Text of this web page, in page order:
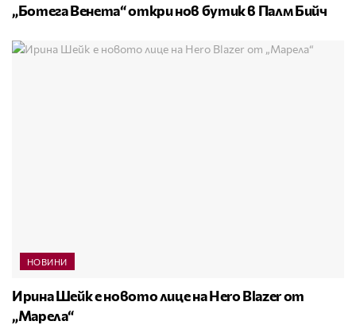
„Ботега Венета“ откри нов бутик в Палм Бийч
НОВИНИ
Ирина Шейк е новото лице на Hero Blazer от
„Марела“